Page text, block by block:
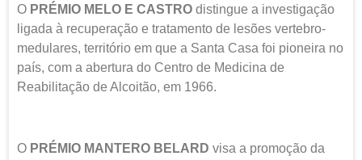
O PRÉMIO MELO E CASTRO distingue a investigação
ligada à recuperação e tratamento de lesões vertebro-
medulares, território em que a Santa Casa foi pioneira no
país, com a abertura do Centro de Medicina de
Reabilitação de Alcoitão, em 1966.
O PRÉMIO MANTERO BELARD visa a promoção da